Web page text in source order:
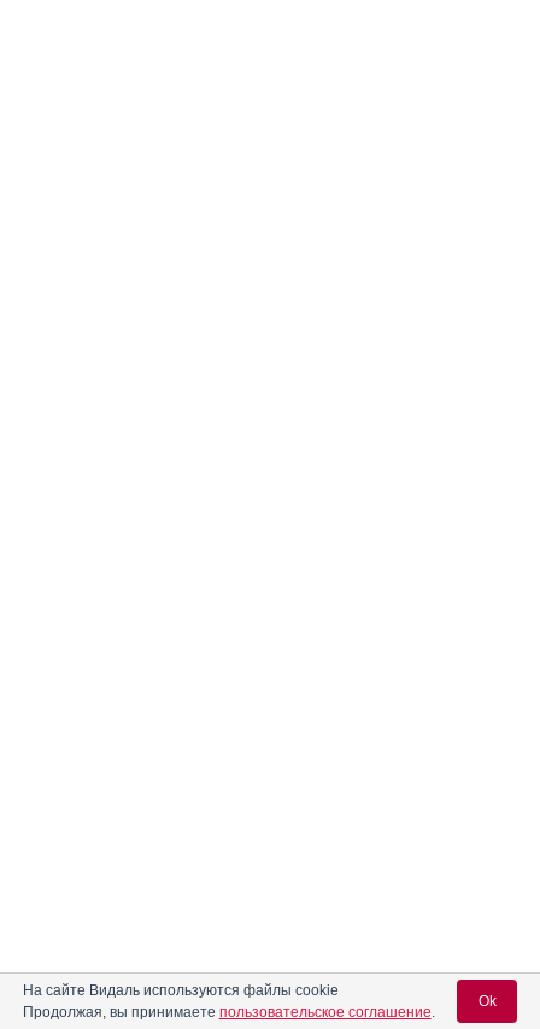
На сайте Видаль используются файлы cookie
Продолжая, вы принимаете пользовательское соглашение.
Ok